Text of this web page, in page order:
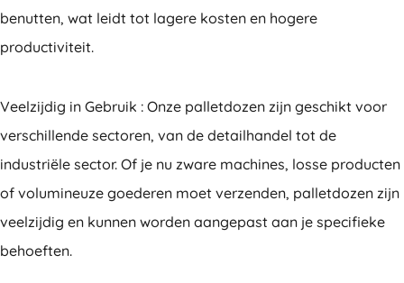
benutten, wat leidt tot lagere kosten en hogere
productiviteit.
Veelzijdig in Gebruik : Onze palletdozen zijn geschikt voor
verschillende sectoren, van de detailhandel tot de
industriële sector. Of je nu zware machines, losse producten
of volumineuze goederen moet verzenden, palletdozen zijn
veelzijdig en kunnen worden aangepast aan je specifieke
behoeften.